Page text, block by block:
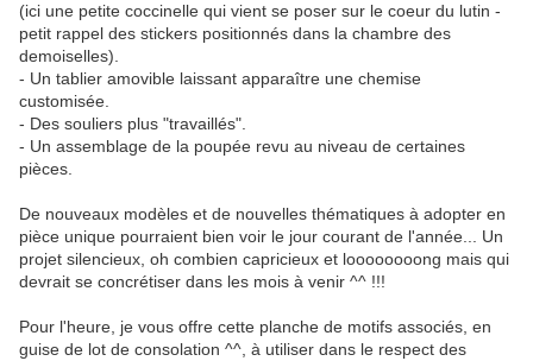
(ici une petite coccinelle qui vient se poser sur le coeur du lutin -
petit rappel des stickers positionnés dans la chambre des
demoiselles).
- Un tablier amovible laissant apparaître une chemise
customisée.
- Des souliers plus "travaillés".
- Un assemblage de la poupée revu au niveau de certaines
pièces.
De nouveaux modèles et de nouvelles thématiques à adopter en
pièce unique pourraient bien voir le jour courant de l'année... Un
projet silencieux, oh combien capricieux et loooooooong mais qui
devrait se concrétiser dans les mois à venir ^^ !!!
Pour l'heure, je vous offre cette planche de motifs associés, en
guise de lot de consolation ^^, à utiliser dans le respect des